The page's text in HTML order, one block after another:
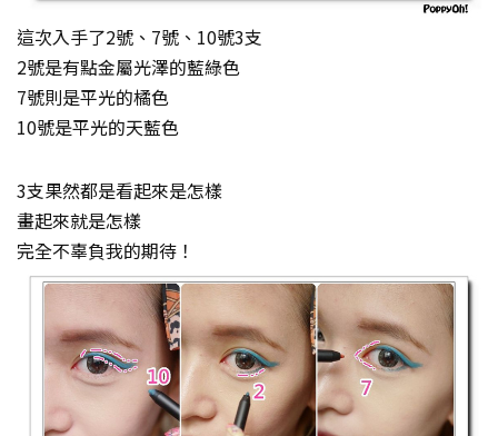
這次入手了2號、7號、10號3支
2號是有點金屬光澤的藍綠色
7號則是平光的橘色
10號是平光的天藍色
3支果然都是看起來是怎樣
畫起來就是怎樣
完全不辜負我的期待！